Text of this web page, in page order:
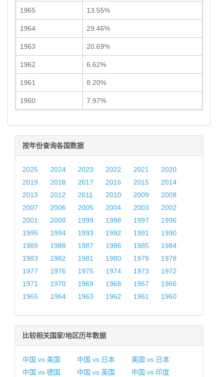
1965 13.55%
1964 29.46%
1963 20.69%
1962 6.62%
1961 8.20%
1960 7.97%
按年份查询各国数据
2025 2024 2023 2022 2021
2020
2019
2018 2017 2016 2015
2014
2013
2012 2011 2010 2009
2008
2007
2006 2005 2004 2003
2002
2001
2000 1999 1998 1997
1996
1995
1994 1993 1992 1991
1990
1989
1988 1987 1986 1985
1984
1983
1982 1981 1980 1979
1978
1977
1976 1975 1974 1973
1972
1971
1970 1969 1968 1967
1966
1965
1964 1963 1962 1961 1960
比较相关国家/地区历年数据
中国 vs 美国 中国 vs 日本
美国 vs 日本
中国 vs 德国
中国 vs 英国
中国 vs 印度